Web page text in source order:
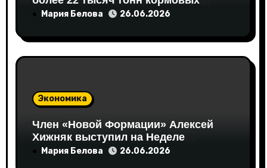
аминокислот
Мария Белова 26.06.2026
Экономика
Член «Новой Формации» Алексей
Хижняк выступил на Неделе
российского ритейла с
Мария Белова 26.06.2026